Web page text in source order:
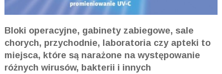
Bloki operacyjne, gabinety zabiegowe, sale
chorych, przychodnie, laboratoria czy apteki to
miejsca, które są narażone na występowanie
różnych wirusów, bakterii i innych